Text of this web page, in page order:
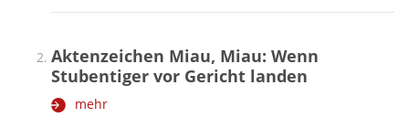
Aktenzeichen Miau, Miau: Wenn
Stubentiger vor Gericht landen
mehr